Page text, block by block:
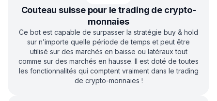
Couteau suisse pour le trading de crypto-
monnaies
Ce bot est capable de surpasser la stratégie buy & hold
sur n’importe quelle période de temps et peut être
utilisé sur des marchés en baisse ou latéraux tout
comme sur des marchés en hausse. Il est doté de toutes
les fonctionnalités qui comptent vraiment dans le trading
de crypto-monnaies !